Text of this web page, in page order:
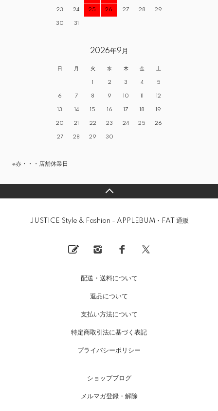
23 24 25 26 27 28 29
30 31
2026年9月
日 月 火 水 木 金 土
1 2 3 4 5
6 7 8 9 10 11 12
13 14 15 16 17 18 19
20 21 22 23 24 25 26
27 28 29 30
※赤・・・店舗休業日
JUSTICE Style & Fashion - APPLEBUM・FAT 通販
配送・送料について
返品について
支払い方法について
特定商取引法に基づく表記
プライバシーポリシー
ショップブログ
メルマガ登録・解除